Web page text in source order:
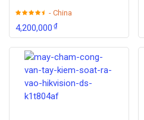
- China
4,200,000₫